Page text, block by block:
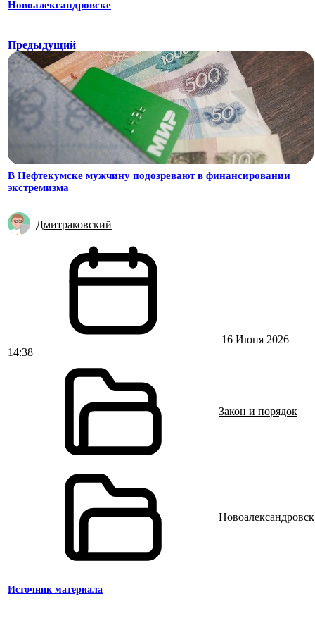
Новоалександровске
Предыдущий
В Нефтекумске мужчину подозревают в финансировании
экстремизма
Дмитраковский
16 Июня 2026
14:38
Закон и порядок
Новоалександровск
Источник материала